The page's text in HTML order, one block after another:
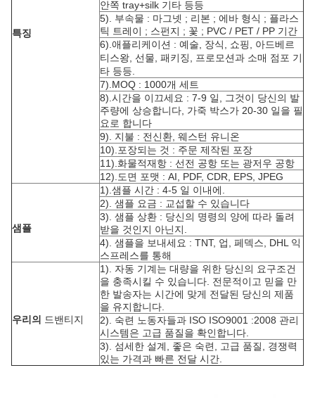
특징
안쪽 tray+silk 기타 등등
5). 부속물 : 마그넷 ; 리본 ; 에바 형식 ; 플라스
틱 트레이 ; 스펀지 ; 꽃 ; PVC / PET / PP 기간
6).애플리케이션 : 예술, 장식, 쇼핑, 아드베르
티스왕, 선물, 패키징, 프로모션과 소매 점포 기
타 등등.
7).MOQ : 1000개 세트
8).시간을 이끄세요 : 7-9 일, 그것이 당신의 발
주량에 상승합니다, 가죽 박스가 20-30 일을 필
요로 합니다
9). 지불 : 전신환, 웨스턴 유니온
10).포장되는 것 : 주문 제작된 포장
11).화물적재항 : 선전 공항 또는 광저우 공항
12).도면 포맷 : AI, PDF, CDR, EPS, JPEG
샘플
1).샘플 시간 : 4-5 일 이내에.
2). 샘플 요금 : 교섭할 수 있습니다
3). 샘플 상환 : 당신의 명령의 양에 따라 돌려
받을 것인지 아닌지.
4). 샘플을 보내세요 : TNT, 업, 페덱스, DHL 익
스프레스를 통해
우리의 드밴티지
1). 자동 기계는 대량을 위한 당신의 요구조건
을 충족시킬 수 있습니다. 전문적이고 믿을 만
한 발송자는 시간에 맞게 전달된 당신의 제품
을 유지합니다.
2). 숙련 노동자들과 ISO ISO9001 :2008 관리
시스템은 고급 품질을 확인합니다.
3). 섬세한 설계, 좋은 숙련, 고급 품질, 경쟁력
있는 가격과 빠른 전달 시간.